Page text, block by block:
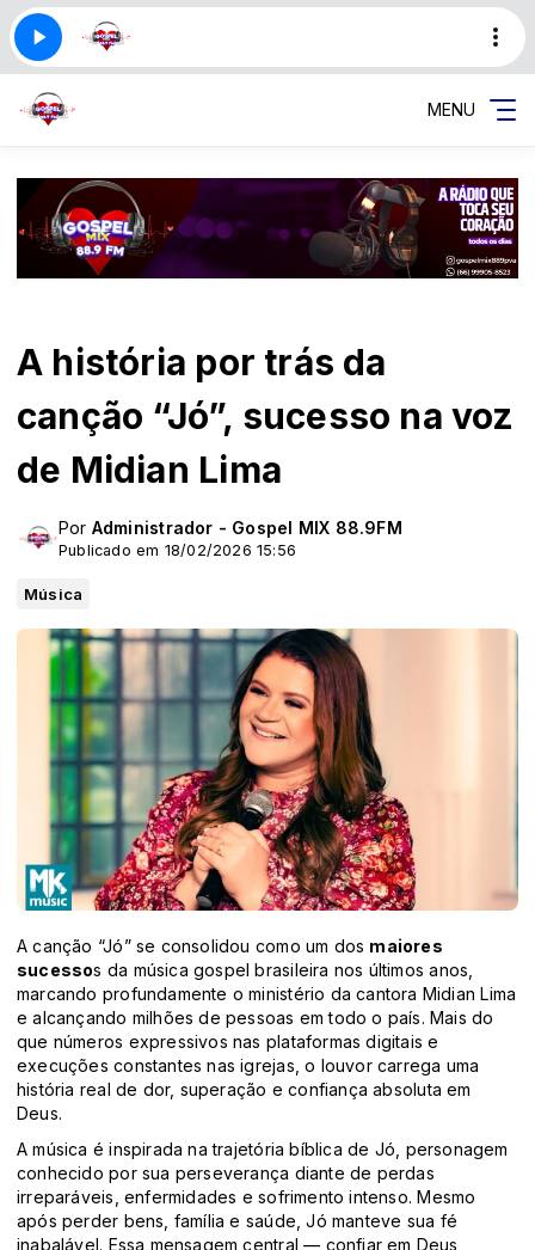
MENU
A história por trás da
canção “Jó”, sucesso na voz
de Midian Lima
Por Administrador - Gospel MIX 88.9FM
Publicado em 18/02/2026 15:56
Música
A canção “Jó” se consolidou como um dos maiores
sucessos da música gospel brasileira nos últimos anos,
marcando profundamente o ministério da cantora Midian Lima
e alcançando milhões de pessoas em todo o país. Mais do
que números expressivos nas plataformas digitais e
execuções constantes nas igrejas, o louvor carrega uma
história real de dor, superação e confiança absoluta em
Deus.
A música é inspirada na trajetória bíblica de Jó , personagem
conhecido por sua perseverança diante de perdas
irreparáveis, enfermidades e sofrimento intenso. Mesmo
após perder bens, família e saúde, Jó manteve sua fé
inabalável. Essa mensagem central — confiar em Deus